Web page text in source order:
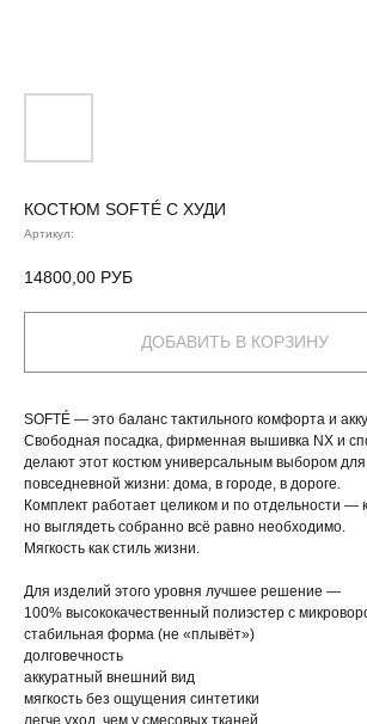
КОСТЮМ SOFTÉ С ХУДИ
Артикул:
14800,00 РУБ
ДОБАВИТЬ В КОРЗИНУ
SOFTÉ — это баланс тактильного комфорта и
Свободная посадка, фирменная вышивка NX и
делают этот костюм универсальным выбором для
повседневной жизни: дома, в городе, в дороге.
Комплект работает целиком и по отдельности —
но выглядеть собранно всё равно необходимо.
Мягкость как стиль жизни.
Для изделий этого уровня лучшее решение —
100% высококачественный полиэстер с
стабильная форма (не «плывёт»)
долговечность
аккуратный внешний вид
мягкость без ощущения синтетики